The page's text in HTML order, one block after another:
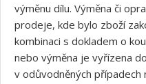
výměnu dílu. Výměna či
prodeje, kde bylo zboží
kombinaci s dokladem o
nebo výměna je vyřízena
v odůvodněných